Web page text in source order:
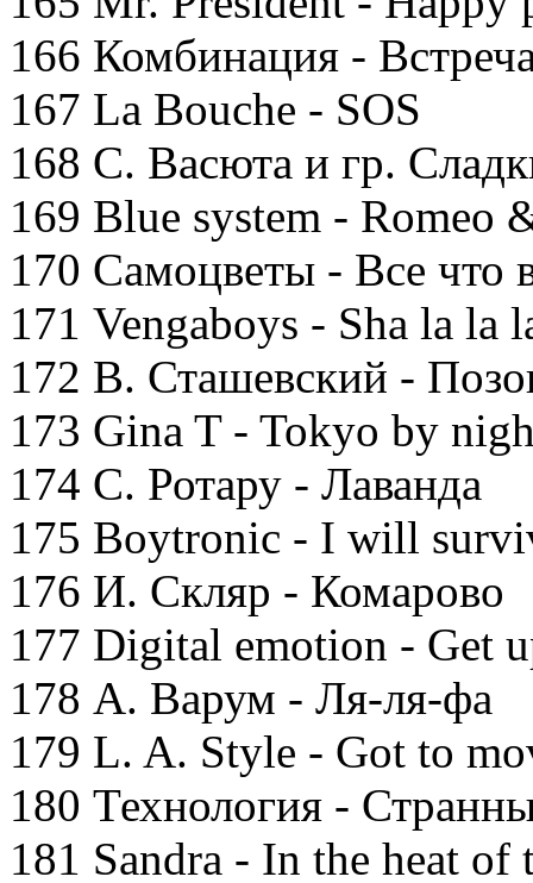
166 Комбинация -
167 La Bouche - SOS
168 С. Васюта и гр.
169 Blue system - Romeo
170 Самоцветы - Все что
171 Vengaboys - Sha la la
172 В. Сташевский -
173 Gina T - Tokyo by
174 С. Ротару - Лаванда
175 Boytronic - I will
176 И. Скляр - Комарово
177 Digital emotion - Get
178 А. Варум - Ля-ля-фа
179 L. A. Style - Got to
180 Технология -
181 Sandra - In the heat of